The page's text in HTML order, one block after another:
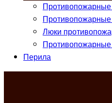
Люки
Противопожарные
Перила